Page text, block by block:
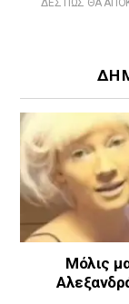
ΔΕΣ ΠΩΣ ΘΑ
Μόλις